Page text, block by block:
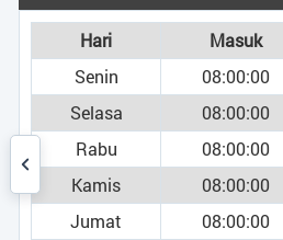
Hari Masuk
Senin
08:00:00
Selasa
08:00:00
Rabu
08:00:00
Kamis
08:00:00
Jumat
08:00:00